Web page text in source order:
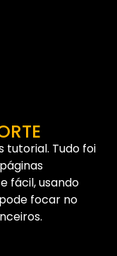
tutorial. Tudo foi
fácil, usando
focar no